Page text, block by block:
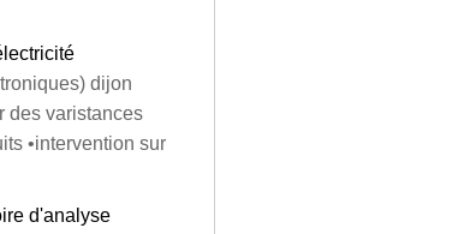
dijon
des varistances
•intervention sur
d'analyse